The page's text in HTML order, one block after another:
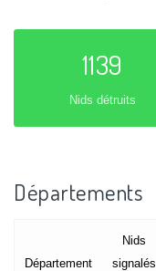
1139
Nids détruits
Départements
Département
Nids
signalés